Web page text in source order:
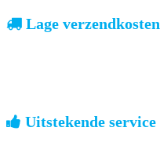
Lage verzendkosten
Uitstekende service